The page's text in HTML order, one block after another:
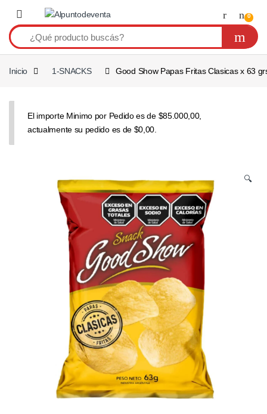
Saltar a navegación
0
Inicio 1-SNACKS Good Show Papas Fritas Clasicas x 63
El importe Minimo por Pedido es de $85.000,00,
actualmente su pedido es de $0,00.
🔍